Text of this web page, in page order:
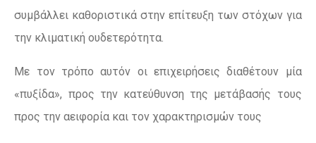
συμβάλλει καθοριστικά στην επίτευξη των στόχων για
την κλιματική ουδετερότητα.
Με τον τρόπο αυτόν οι επιχειρήσεις διαθέτουν μία
«πυξίδα», προς την κατεύθυνση της μετάβασής τους
προς την αειφορία και τον χαρακτηρισμών τους